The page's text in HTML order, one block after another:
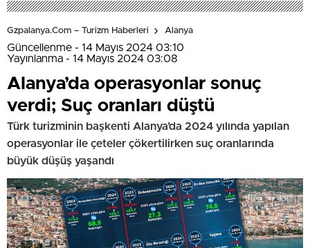
Gzpalanya.com – Turizm Haberleri Alanya
Güncellenme - 14 Mayıs 2024 03:10
Yayınlanma - 14 Mayıs 2024 03:08
Alanya’da operasyonlar sonuç
verdi; Suç oranları düştü
Türk turizminin başkenti Alanya’da 2024 yılında yapılan
operasyonlar ile çeteler çökertilirken suç oranlarında
büyük düşüş yaşandı